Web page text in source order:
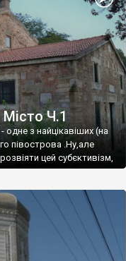
Ч.1
з найцікавіших (на
півострова .Ну,але
цей субєктивізм,